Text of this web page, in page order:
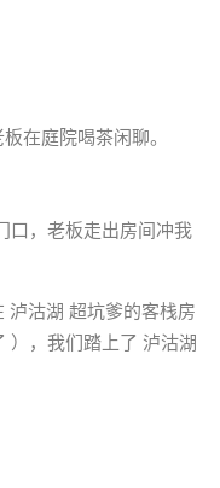
在庭院喝茶闲聊。
口，老板走出房间冲我
泸沽湖 超坑爹的客栈房
），我们踏上了 泸沽湖